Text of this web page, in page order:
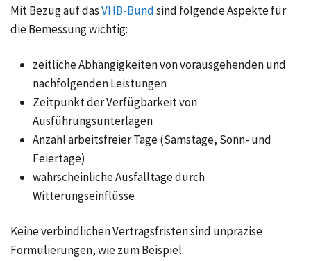
Mit Bezug auf dasVHB-Bundsind folgende Aspekte für
die Bemessung wichtig:
zeitliche Abhängigkeiten von vorausgehenden und
nachfolgenden Leistungen
Zeitpunkt der Verfügbarkeit von
Ausführungsunterlagen
Anzahl arbeitsfreier Tage (Samstage, Sonn- und
Feiertage)
wahrscheinliche Ausfalltage durch
Witterungseinflüsse
Keine verbindlichen Vertragsfristen sind unpräzise
Formulierungen, wie zum Beispiel: